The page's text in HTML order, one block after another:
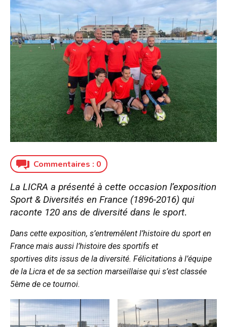
1927
Commentaires : 0
La LICRA a présenté à cette occasion l’exposition
Sport & Diversités en France (1896-2016) qui
raconte 120 ans de diversité dans le sport.
Dans cette exposition, s’entremêlent l’histoire du sport en
France mais aussi l’histoire des sportifs et
sportives dits issus de la diversité. Félicitations à l’équipe
de la Licra et de sa section marseillaise qui s’est classée
5ème de ce tournoi.